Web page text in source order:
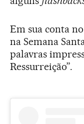
Em sua conta
na Semana
palavras
Ressurreição”.